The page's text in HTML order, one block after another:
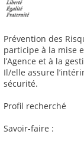
Prévention des
participe à la mise
l’Agence et à la
Il/elle assure
sécurité.
Profil recherché
Savoir-faire :